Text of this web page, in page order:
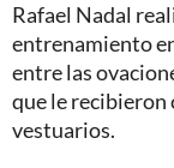
Rafael Nadal
entrenamiento
entre las
que le recibieron
vestuarios.